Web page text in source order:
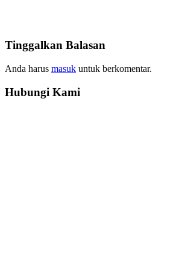
Tinggalkan Balasan
Anda harus masuk untuk berkomentar.
Hubungi Kami